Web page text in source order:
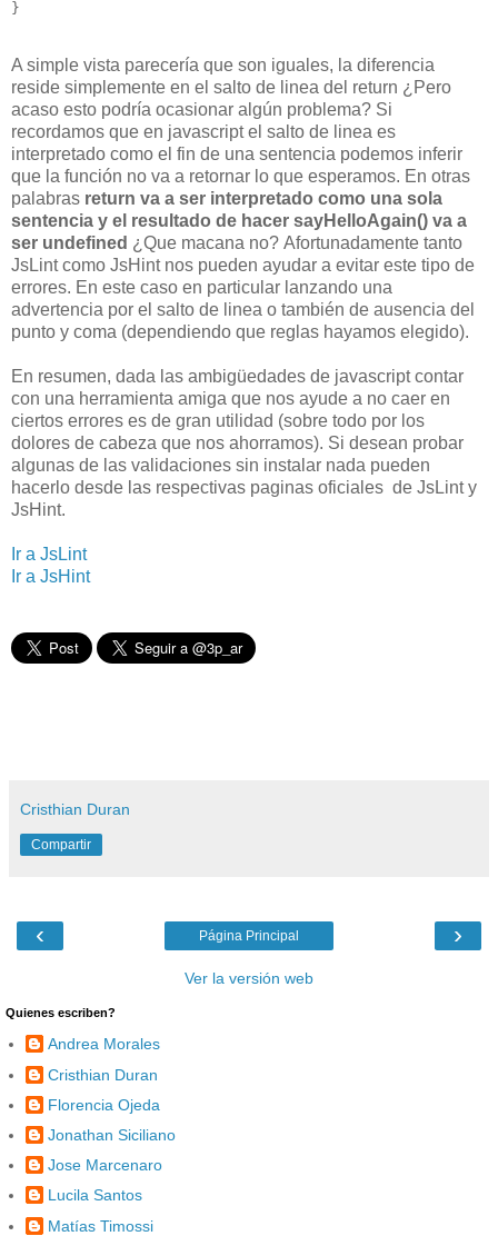
A simple vista parecería que son iguales, la diferencia
reside simplemente en el salto de linea del return ¿Pero
acaso esto podría ocasionar algún problema? Si
recordamos que en javascript el salto de linea es
interpretado como el fin de una sentencia podemos inferir
que la función no va a retornar lo que esperamos. En otras
palabras return va a ser interpretado como una sola
sentencia y el resultado de hacer sayHelloAgain() va a
ser undefined ¿Que macana no? Afortunadamente tanto
JsLint como JsHint nos pueden ayudar a evitar este tipo de
errores. En este caso en particular lanzando una
advertencia por el salto de linea o también de ausencia del
punto y coma (dependiendo que reglas hayamos elegido).
En resumen, dada las ambigüedades de javascript contar
con una herramienta amiga que nos ayude a no caer en
ciertos errores es de gran utilidad (sobre todo por los
dolores de cabeza que nos ahorramos). Si desean probar
algunas de las validaciones sin instalar nada pueden
hacerlo desde las respectivas paginas oficiales de JsLint y
JsHint.
Ir a JsLint
Ir a JsHint
Cristhian Duran
Compartir
‹ ›
Página Principal
Ver la versión web
Quienes escriben?
Andrea Morales
Cristhian Duran
Florencia Ojeda
Jonathan Siciliano
Jose Marcenaro
Lucila Santos
Matías Timossi